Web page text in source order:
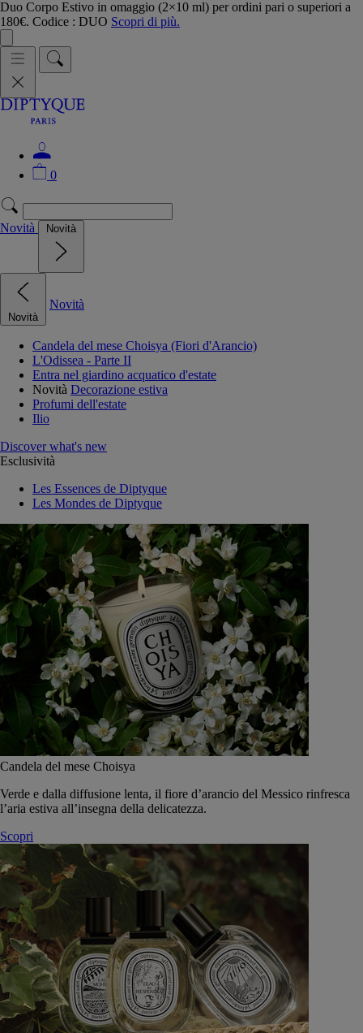
Duo Corpo Estivo in omaggio (2×10 ml) per ordini pari o superiori a
180€. Codice : DUO Scopri di più.
0
Novità Novità
Novità
Novità
Candela del mese Choisya (Fiori d'Arancio)
L'Odissea - Parte II
Entra nel giardino acquatico d'estate
Novità Decorazione estiva
Profumi dell'estate
Ilio
Discover what's new
Esclusività
Les Essences de Diptyque
Les Mondes de Diptyque
Candela del mese Choisya
Verde e dalla diffusione lenta, il fiore d’arancio del Messico rinfresca
l’aria estiva all’insegna della delicatezza.
Scopri